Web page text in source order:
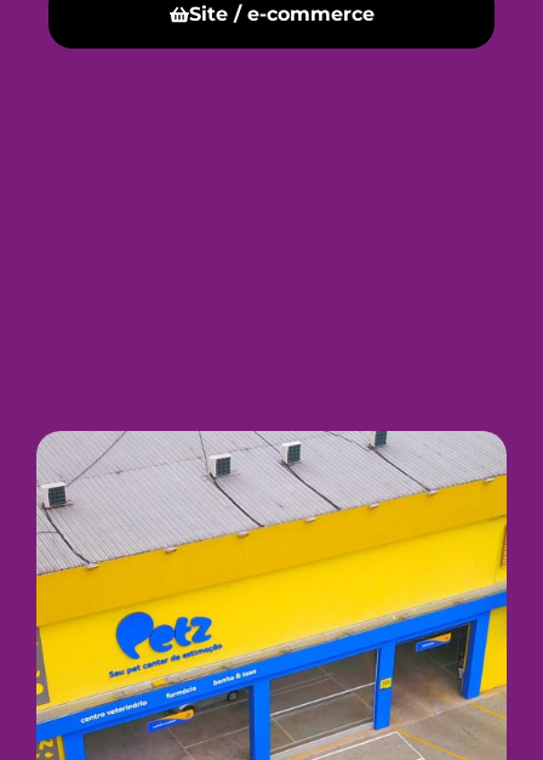
Site / e-commerce